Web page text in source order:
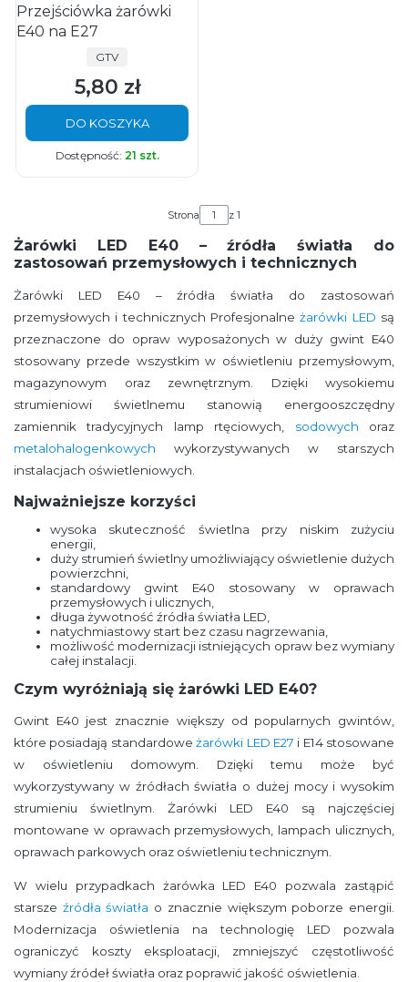
Przejściówka żarówki
E40 na E27
PRODUCENT
GTV
Cena
5,80 zł
DO KOSZYKA
Dostępność: 21 szt.
Strona z 1
Żarówki LED E40 – źródła światła do
zastosowań przemysłowych i technicznych
Żarówki LED E40 – źródła światła do zastosowań
przemysłowych i technicznych Profesjonalneżarówki LED są
przeznaczone do opraw wyposażonych w duży gwint E40
stosowany przede wszystkim w oświetleniu przemysłowym,
magazynowym oraz zewnętrznym. Dzięki wysokiemu
strumieniowi świetlnemu stanowią energooszczędny
zamiennik tradycyjnych lamp rtęciowych, sodowych oraz
metalohalogenkowych wykorzystywanych w starszych
instalacjach oświetleniowych.
Najważniejsze korzyści
wysoka skuteczność świetlna przy niskim zużyciu
energii,
duży strumień świetlny umożliwiający oświetlenie dużych
powierzchni,
standardowy gwint E40 stosowany w oprawach
przemysłowych i ulicznych,
długa żywotność źródła światła LED,
natychmiastowy start bez czasu nagrzewania,
możliwość modernizacji istniejących opraw bez wymiany
całej instalacji.
Czym wyróżniają się żarówki LED E40?
Gwint E40 jest znacznie większy od popularnych gwintów,
które posiadają standardoweżarówki LED E27 i E14 stosowane
w oświetleniu domowym. Dzięki temu może być
wykorzystywany w źródłach światła o dużej mocy i wysokim
strumieniu świetlnym. Żarówki LED E40 są najczęściej
montowane w oprawach przemysłowych, lampach ulicznych,
oprawach parkowych oraz oświetleniu technicznym.
W wielu przypadkach żarówka LED E40 pozwala zastąpić
starsze źródła światła o znacznie większym poborze energii.
Modernizacja oświetlenia na technologię LED pozwala
ograniczyć koszty eksploatacji, zmniejszyć częstotliwość
wymiany źródeł światła oraz poprawić jakość oświetlenia.